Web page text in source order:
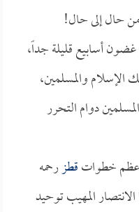
من حال إلى حال!
غضون أسابيع قليلة جداً،
والمسلمين،
دوام التحرر
خطواتقطزرحمه
المهيب توحيد